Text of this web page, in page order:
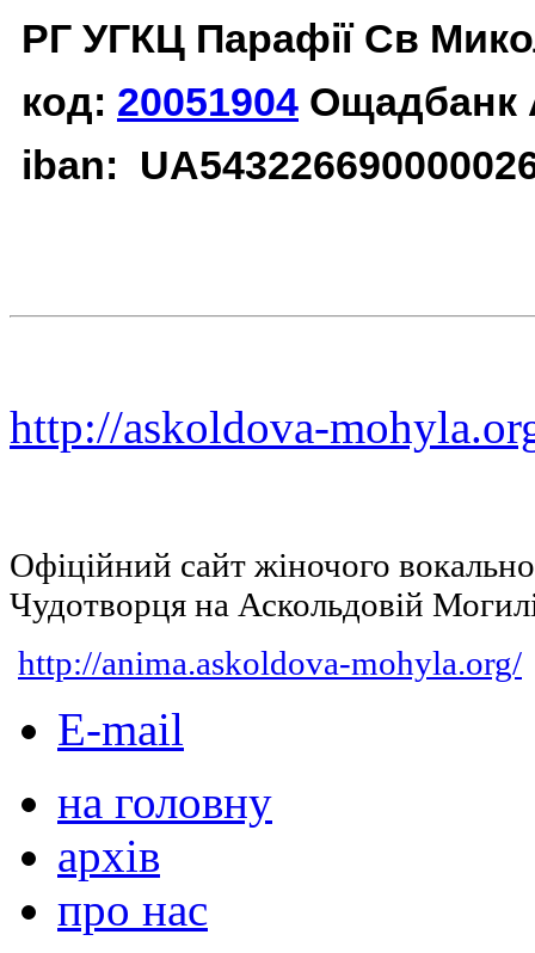
РГ УГКЦ Парафії Св
код: 20051904 Ощадбанк
iban:
http://askoldova-
Офіційний сайт жіночого
Чудотворця на Аскольдовій
http://anima.askoldova-mohyla.org/
E-mail
на головну
архів
про нас